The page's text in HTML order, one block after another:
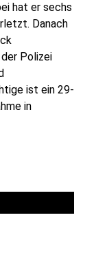
hat er sechs
Danach
Polizei
ist ein 29-
in